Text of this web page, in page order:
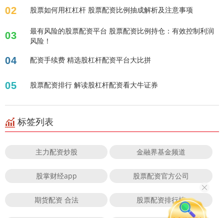
02 股票如何用杠杠杆 股票配资比例抽成解析及注意事项
03
最有风险的股票配资平台 股票配资比例持仓：有效控制利润
风险！
04 配资手续费 精选股杠杆配资平台大比拼
05 股票配资排行 解读股杠杆配资看大牛证券
标签列表
主力配资炒股 金融界基金频道
股掌财经app 股票配资官方公司
期货配资 合法 股票配资排行榜